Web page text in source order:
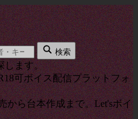
検索
します。
可ボイス配信プラットフォ
から台本作成まで。Let'sボイ